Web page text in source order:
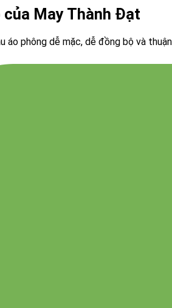
của May Thành Đạt
áo phông dễ mặc, dễ đồng bộ và